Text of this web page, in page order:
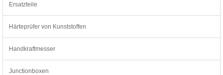
Ersatzteile
Härteprüfer von Kunststoffen
Handkraftmesser
Junctionboxen